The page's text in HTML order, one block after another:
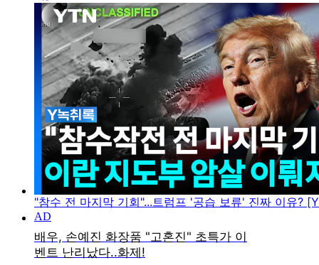
"참수 전 마지막 기회"...트럼프 '공습 보류' 진짜 이유?